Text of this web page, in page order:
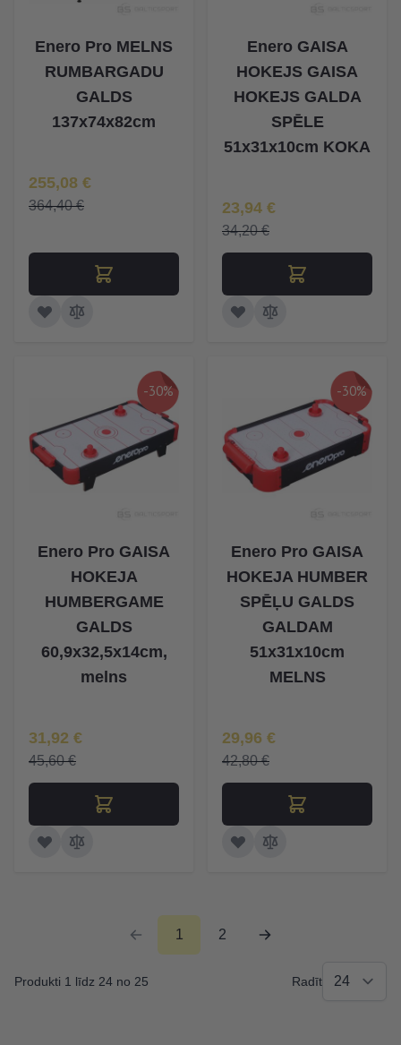
Enero Pro MELNS
RUMBARGADU
GALDS
137x74x82cm
Īpaša Cena
255,08 €
364,40 €
Enero GAISA
HOKEJS GAISA
HOKEJS GALDA
SPĒLE
51x31x10cm KOKA
Īpaša Cena
23,94 €
34,20 €
-30%
Enero Pro GAISA
HOKEJA
HUMBERGAME
GALDS
60,9x32,5x14cm,
melns
Īpaša Cena
31,92 €
45,60 €
-30%
Enero Pro GAISA
HOKEJA HUMBER
SPĒĻU GALDS
GALDAM
51x31x10cm
MELNS
Īpaša Cena
29,96 €
42,80 €
1 2
Produkti 1 līdz 24 no 25 Radīt